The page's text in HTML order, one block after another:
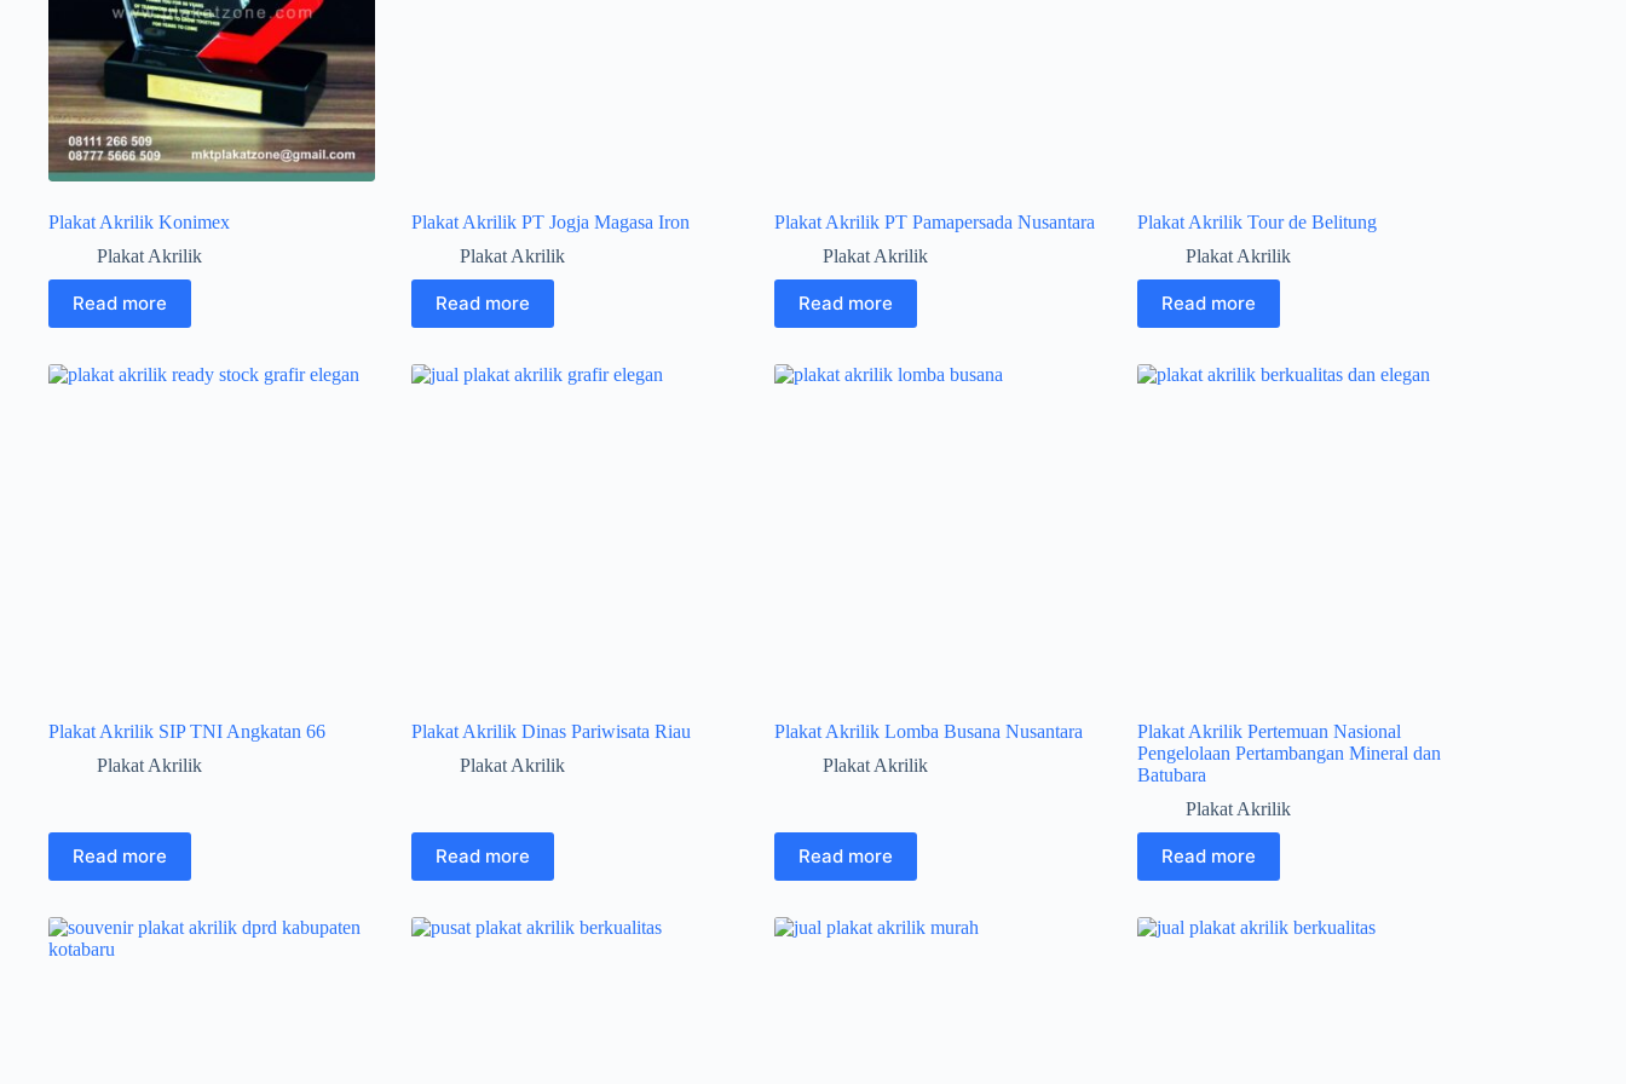
Plakat Akrilik Konimex
Plakat Akrilik
Read more
Plakat Akrilik PT Jogja Magasa Iron
Plakat Akrilik
Read more
Plakat Akrilik PT Pamapersada Nusantara
Plakat Akrilik
Read more
Plakat Akrilik Tour de Belitung
Plakat Akrilik
Read more
Plakat Akrilik SIP TNI Angkatan 66
Plakat Akrilik
Read more
Plakat Akrilik Dinas Pariwisata Riau
Plakat Akrilik
Read more
Plakat Akrilik Lomba Busana Nusantara
Plakat Akrilik
Read more
Plakat Akrilik Pertemuan Nasional
Pengelolaan Pertambangan Mineral dan
Batubara
Plakat Akrilik
Read more